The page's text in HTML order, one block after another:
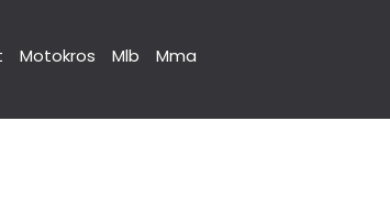
Motokros Mlb Mma